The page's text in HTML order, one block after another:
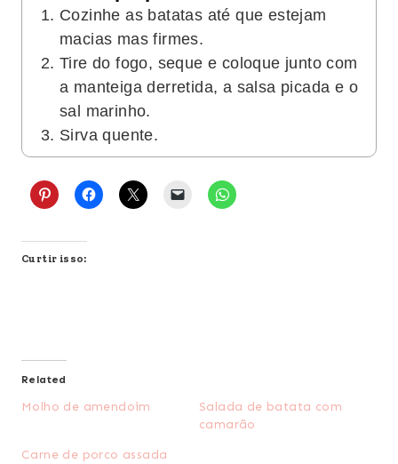
Cozinhe as batatas até que estejam
macias mas firmes.
Tire do fogo, seque e coloque junto com
a manteiga derretida, a salsa picada e o
sal marinho.
Sirva quente.
Curtir isso:
Related
Molho de amendoim
Salada de batata com
camarão
Carne de porco assada